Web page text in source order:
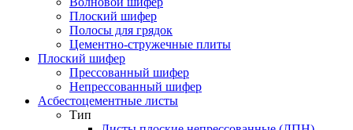
Плоский шифер
Полосы для грядок
Цементно-стружечные плиты
Плоский шифер
Прессованный шифер
Непрессованный шифер
Асбестоцементные листы
Тип